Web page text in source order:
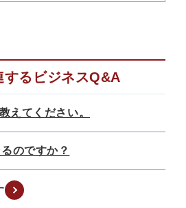
するビジネスQ&A
えてください。
のですか？